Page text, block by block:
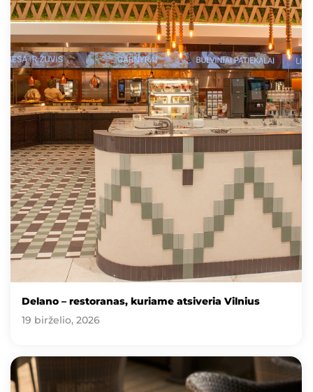
Delano – restoranas, kuriame atsiveria Vilnius
19 birželio, 2026